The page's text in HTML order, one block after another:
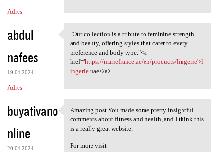
Adres
abdul
nafees
19.04.2024
Adres
"Our collection is a tribute
"Our collection is a tribute to feminine strength
and beauty, offering styles that cater to every
preference and body type."<a
href='https://mariefrance.ae/en/products/lingerie'>l
ingerieuae</a>
buyativano
nline
20.04.2024
Amazing post You made some
Amazing post You made some pretty insightful
comments about fitness and health, and I think this
is a really great website.
For more visit